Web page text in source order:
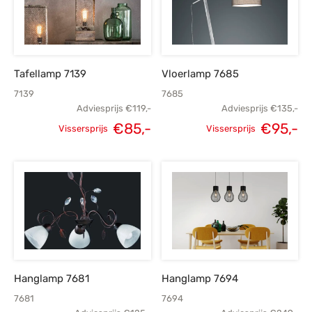
Tafellamp 7139
7139
Adviesprijs €119,-
Vissersprijs €85,-
Vloerlamp 7685
7685
Adviesprijs €135,-
Vissersprijs €95,-
Hanglamp 7681
7681
Hanglamp 7694
7694